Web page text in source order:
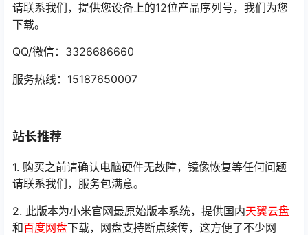
请联系我们，提供您设备上的12位产品序列号，我们为您
下载。
QQ/微信：3326686660
服务热线：15187650007
站长推荐
1. 购买之前请确认电脑硬件无故障，镜像恢复等任何问题
请联系我们，服务包满意。
2. 此版本为小米官网最原始版本系统，提供国内天翼云盘
和百度网盘下载，网盘支持断点续传，这方便了不少网